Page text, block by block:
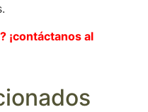
¡contáctanos al